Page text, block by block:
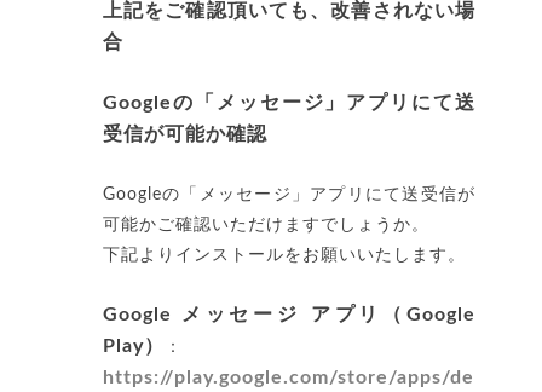
上記をご確認頂いても、改善されない場
合
Googleの「メッセージ」アプリにて送
受信が可能か確認
Googleの「メッセージ」アプリにて送受信が
可能かご確認いただけますでしょうか。
下記よりインストールをお願いいたします。
Google メッセージ アプリ（Google
Play）
：
https://play.google.com/store/apps/de